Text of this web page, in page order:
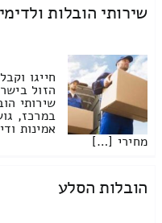
שירותי הובלות
חייגו
הזול
שירותי
במרכז,
אמינות
מחירי […]
הובלות הסלע